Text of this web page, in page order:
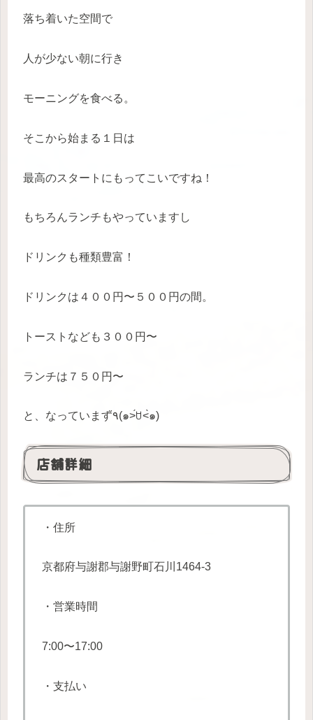
落ち着いた空間で
人が少ない朝に行き
モーニングを食べる。
そこから始まる１日は
最高のスタートにもってこいですね！
もちろんランチもやっていますし
ドリンクも種類豊富！
ドリンクは４００円〜５００円の間。
トーストなども３００円〜
ランチは７５０円〜
と、なっています٩̋(๑˃́ꇴ˂̀๑)
店舗詳細
・住所
京都府与謝郡与謝野町石川1464-3
・営業時間
7:00〜17:00
・支払い